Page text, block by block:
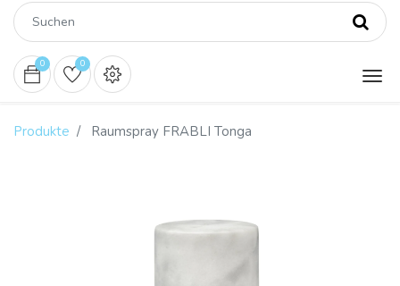
0 0
Produkte Raumspray FRABLI Tonga